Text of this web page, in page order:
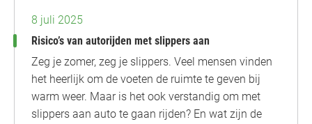
8 juli 2025
Risico’s van autorijden met slippers aan
Zeg je zomer, zeg je slippers. Veel mensen vinden
het heerlijk om de voeten de ruimte te geven bij
warm weer. Maar is het ook verstandig om met
slippers aan auto te gaan rijden? En wat zijn de